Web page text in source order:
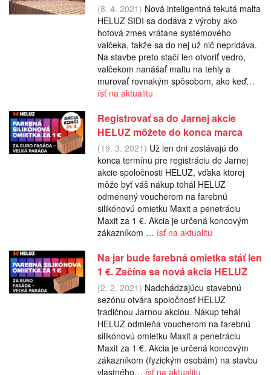
(8. 4. 2021) Nová inteligentná tekutá malta
HELUZ SIDI sa dodáva z výroby ako
hotová zmes vrátane systémového
valčeka, takže sa do nej už nič nepridáva.
Na stavbe preto stačí len otvoriť vedro,
valčekom nanášať maltu na tehly a
murovať rovnakým spôsobom, ako keď…
ísť na aktualitu
Registrovať sa do Jarnej akcie
HELUZ môžete do konca marca
(19. 3. 2021) Už len dni zostávajú do
konca termínu pre registráciu do Jarnej
akcie spoločnosti HELUZ, vďaka ktorej
môže byť váš nákup tehál HELUZ
odmenený voucherom na farebnú
silikónovú omietku Maxit a penetráciu
Maxit za 1 €. Akcia je určená koncovým
zákazníkom … ísť na aktualitu
Na jar bude farebná omietka stáť len
1 €. Začína sa nová akcia HELUZ
(2. 2. 2021) Nadchádzajúcu stavebnú
sezónu otvára spoločnosť HELUZ
tradičnou Jarnou akciou. Nákup tehál
HELUZ odmieňa voucherom na farebnú
silikónovú omietku Maxit a penetráciu
Maxit za 1 €. Akcia je určená koncovým
zákazníkom (fyzickým osobám) na stavbu
vlastného… ísť na aktualitu